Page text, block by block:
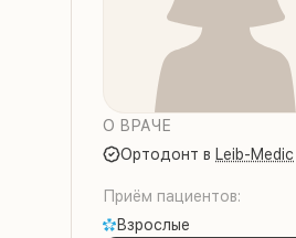
О ВРАЧЕ
ортодонт в Leib-Medic
Приём пациентов:
Взрослые